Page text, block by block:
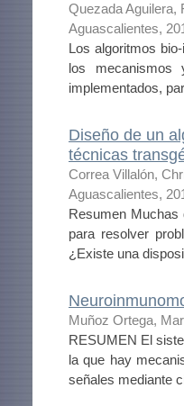
Quezada Aguilera,
Aguascalientes,
Los algoritmos
los
implementados,
Diseño de un
técnicas
Correa Villalón,
Aguascalientes,
Resumen Muchas
para resolver
¿Existe una
Muñoz Ortega,
RESUMEN El
la que hay
señales mediante